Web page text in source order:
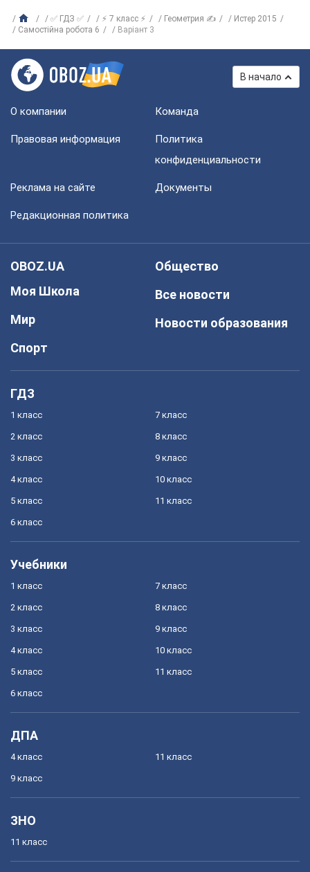
✅ ГДЗ ✅ ⚡ 7 класс ⚡ Геометрия ✍
Истер 2015
Самостійна робота 6
Варіант 3
В начало
О компании Команда
Правовая информация
Политика
конфиденциальности
Реклама на сайте Документы
Редакционная политика
OBOZ.UA
Моя Школа
Мир
Спорт
Общество
Все новости
Новости образования
ГДЗ
1 класс
2 класс
3 класс
4 класс
5 класс
6 класс
7 класс
8 класс
9 класс
10 класс
11 класс
Учебники
1 класс
2 класс
3 класс
4 класс
5 класс
6 класс
7 класс
8 класс
9 класс
10 класс
11 класс
ДПА
4 класс
9 класс
11 класс
ЗНО
11 класс